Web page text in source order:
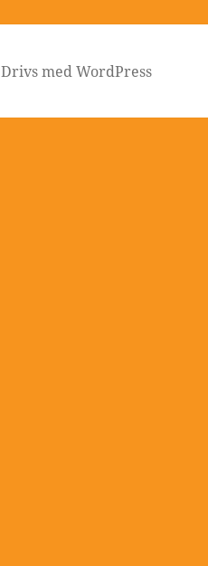
Drivs med WordPress